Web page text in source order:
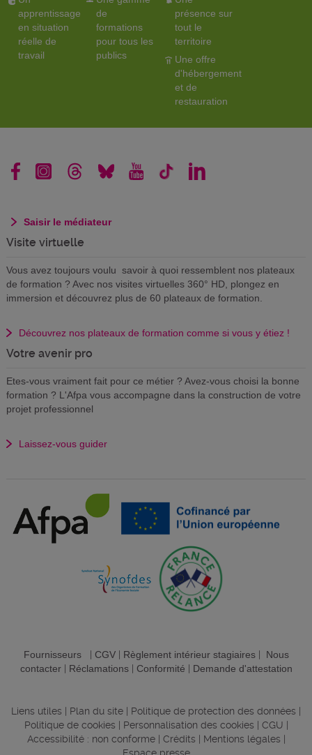
apprentissage
en situation
réelle de
travail
de
formations
pour tous les
publics
présence sur
tout le
territoire
Une offre
d'hébergement
et de
restauration
Saisir le médiateur
Visite virtuelle
Vous avez toujours voulu savoir à quoi ressemblent nos plateaux
de formation ? Avec nos visites virtuelles 360° HD, plongez en
immersion et découvrez plus de 60 plateaux de formation.
Découvrez nos plateaux de formation comme si vous y étiez !
Votre avenir pro
Etes-vous vraiment fait pour ce métier ? Avez-vous choisi la bonne
formation ? L'Afpa vous accompagne dans la construction de votre
projet professionnel
Laissez-vous guider
Fournisseurs| CGV| Règlement intérieur stagiaires| Nous
contacter| Réclamations| Conformité Demande d'attestation
Liens utiles Plan du site Politique de protection des données
Politique de cookies
Personnalisation des cookies CGU
Accessibilité : non conforme| Crédits Mentions légales